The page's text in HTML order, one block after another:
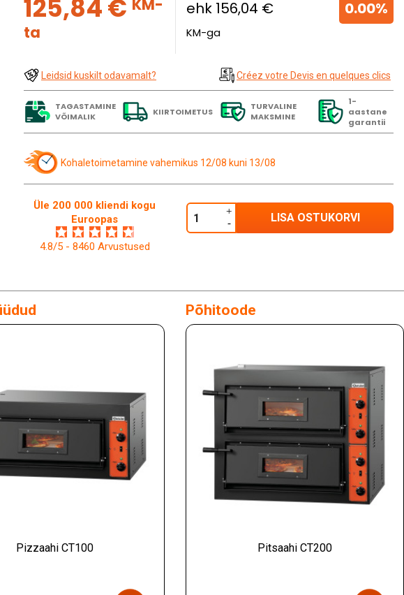
125,84 € KM-
ta
ehk 156,04 €
KM-ga
0.00%
Leidsid kuskilt odavamalt? Créez votre Devis en quelques clics
TAGASTAMINE
VÕIMALIK
KIIRTOIMETUS
TURVALINE
MAKSMINE
1-
aastane
garantii
Kohaletoimetamine vahemikus 12/08 kuni 13/08
Üle 200 000 kliendi kogu
Euroopas
4.8/5 - 8460 Arvustused
LISA OSTUKORVI
Pizzaahi CT100
Põhitoode
Pitsaahi CT200